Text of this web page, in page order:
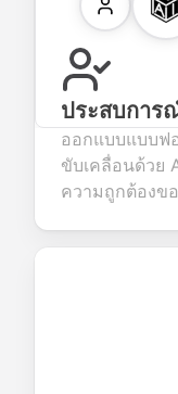
ประสบกา
ออกแบบแบบฟ
ขับเคลื่อนด้วย
ความถูกต้องข